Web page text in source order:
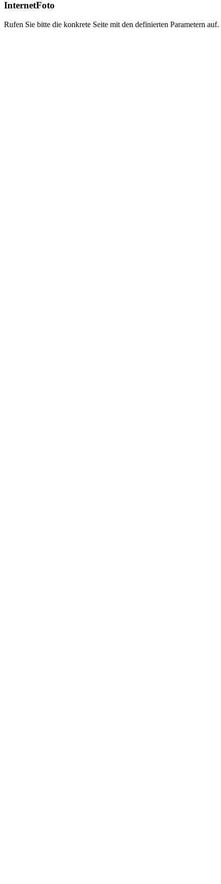
InternetFoto
Rufen Sie bitte die konkrete Seite mit den definierten Parametern auf.